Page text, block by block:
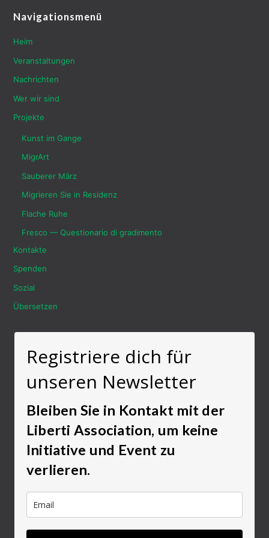
Navigationsmenü
Heim
Veranstaltungen
Nachrichten
Wer wir sind
Projekte
Kunst im Gange
MigrArt
Sauberer März
Migrieren Sie in Residenz
Flache Ruhe
Fresco — Questionario di gradimento
Kontakte
Spenden
Sozial
Übersetzen
Registriere dich für
unseren Newsletter
Bleiben Sie in Kontakt mit der
Liberti Association, um keine
Initiative und Event zu
verlieren.